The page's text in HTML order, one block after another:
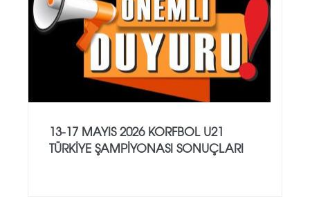
13-17 MAYIS 2026 KORFBOL U21
TÜRKİYE ŞAMPİYONASI SONUÇLARI